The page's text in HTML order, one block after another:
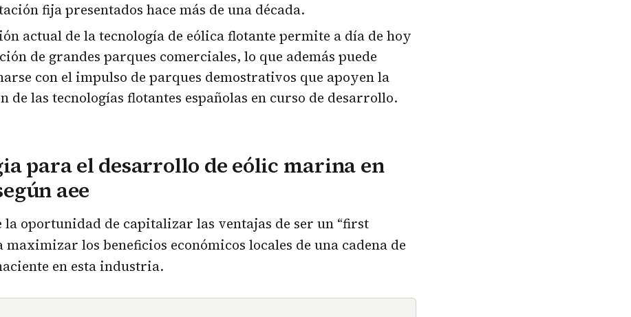
fija presentados hace más de una década.
actual de la tecnología de eólica flotante permite a día de hoy
de grandes parques comerciales, lo que además puede
con el impulso de parques demostrativos que apoyen la
de las tecnologías flotantes españolas en curso de desarrollo.
para el desarrollo de eólic marina en
aee
la oportunidad de capitalizar las ventajas de ser un “first
los beneficios económicos locales de una cadena de
en esta industria.